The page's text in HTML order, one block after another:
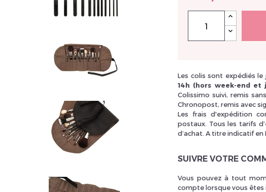
réinitialiser votre mot de passe
Les colis sont expédiés
14h (hors week-end et
Colissimo suivi, remis
Chronopost, remis avec
Les frais d'expédition
postaux. Tous les tarifs
d’achat. A titre indicatif en
SUIVRE VOTRE
Vous pouvez à tout
compte lorsque vous êtes